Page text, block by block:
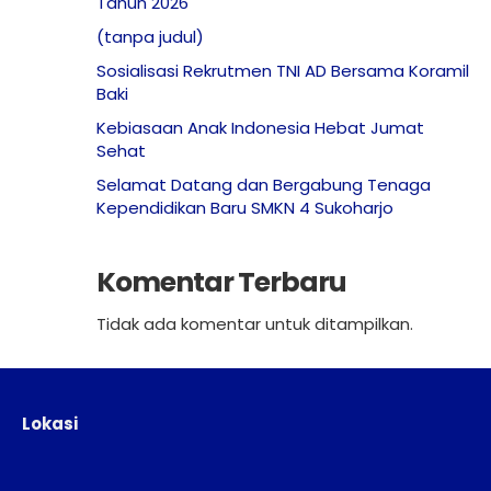
(tanpa judul)
Sosialisasi Rekrutmen TNI AD Bersama Koramil
Baki
Kebiasaan Anak Indonesia Hebat Jumat
Sehat
Selamat Datang dan Bergabung Tenaga
Kependidikan Baru SMKN 4 Sukoharjo
Komentar Terbaru
Tidak ada komentar untuk ditampilkan.
Lokasi